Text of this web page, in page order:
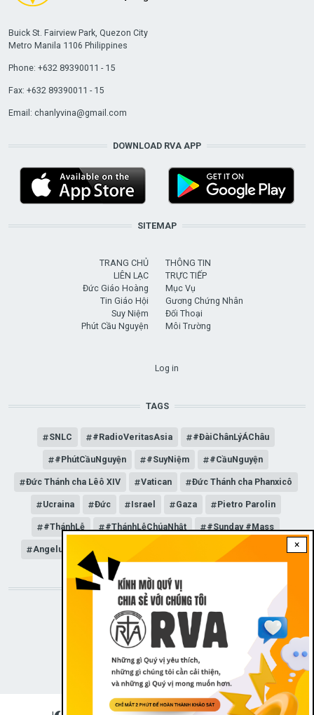
×
Buick St. Fairview Park, Quezon City
Metro Manila 1106 Philippines
Phone: +632 89390011 - 15
Fax: +632 89390011 - 15
Email: chanlyvina@gmail.com
DOWNLOAD RVA APP
SITEMAP
TRANG CHỦ
LIÊN LẠC
Đức Giáo Hoàng
Tin Giáo Hội
Suy Niệm
Phút Cầu Nguyện
THÔNG TIN
TRỰC TIẾP
Mục Vụ
Gương Chứng Nhân
Đối Thoại
Môi Trường
Log in
TAGS
SNLC #RadioVeritasAsia #ĐàiChânLýÁChâu
#PhútCầuNguyện #SuyNiệm #CầuNguyện
Đức Thánh cha Lêô XIV Vatican Đức Thánh cha Phanxicô
Ucraina Đức Israel Gaza Pietro Parolin
#ThánhLễ #ThánhLễChúaNhật #Sunday #Mass
Angelus Đức Giáo hoàng Lêô XIV General Audience
STAY CONNECTED WITH US!